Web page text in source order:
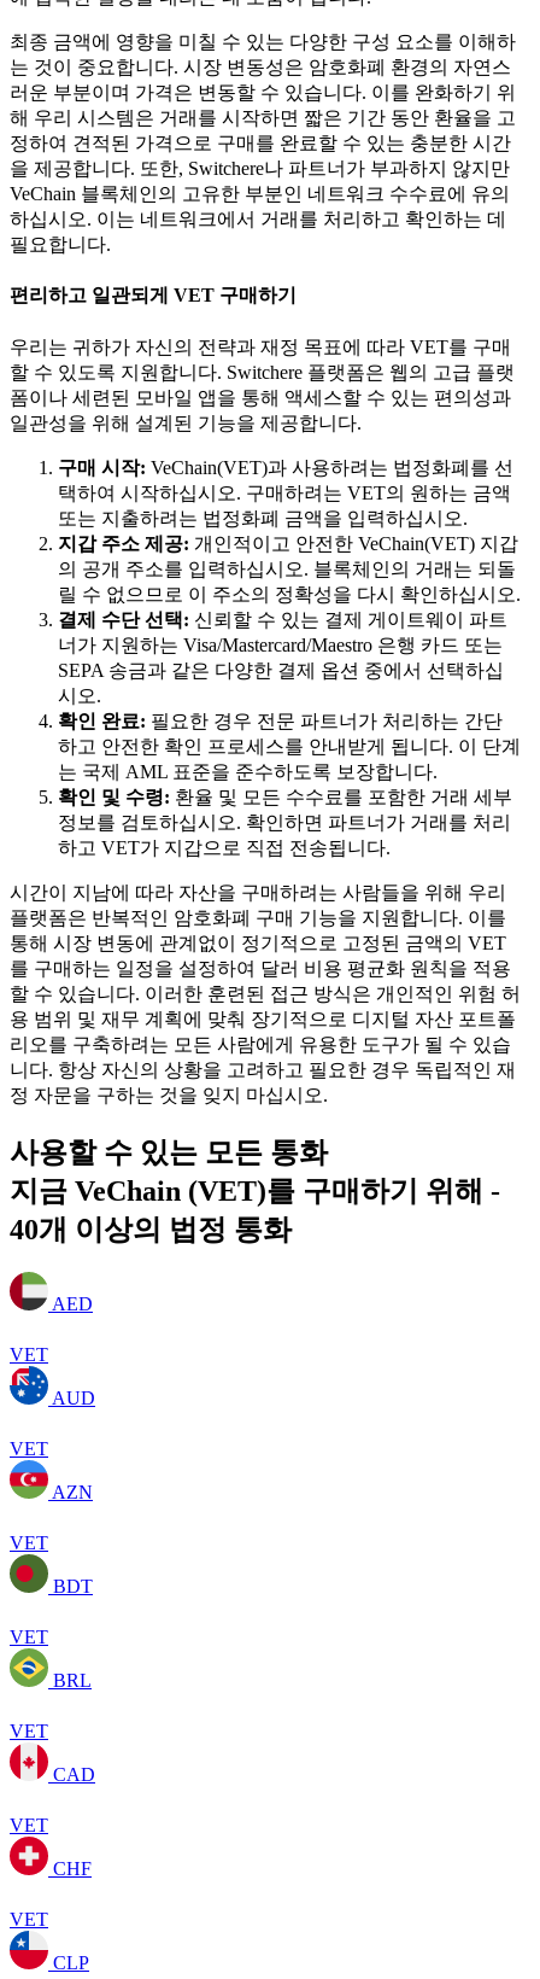
최종 금액에 영향을 미칠 수 있는 다양한 구성 요소를 이해하
는 것이 중요합니다. 시장 변동성은 암호화폐 환경의 자연스
러운 부분이며 가격은 변동할 수 있습니다. 이를 완화하기 위
해 우리 시스템은 거래를 시작하면 짧은 기간 동안 환율을 고
정하여 견적된 가격으로 구매를 완료할 수 있는 충분한 시간
을 제공합니다. 또한, Switchere나 파트너가 부과하지 않지만
VeChain 블록체인의 고유한 부분인 네트워크 수수료에 유의
하십시오. 이는 네트워크에서 거래를 처리하고 확인하는 데
필요합니다.
편리하고 일관되게 VET 구매하기
우리는 귀하가 자신의 전략과 재정 목표에 따라 VET를 구매
할 수 있도록 지원합니다. Switchere 플랫폼은 웹의 고급 플랫
폼이나 세련된 모바일 앱을 통해 액세스할 수 있는 편의성과
일관성을 위해 설계된 기능을 제공합니다.
구매 시작: VeChain(VET)과 사용하려는 법정화폐를 선
택하여 시작하십시오. 구매하려는 VET의 원하는 금액
또는 지출하려는 법정화폐 금액을 입력하십시오.
지갑 주소 제공: 개인적이고 안전한 VeChain(VET) 지갑
의 공개 주소를 입력하십시오. 블록체인의 거래는 되돌
릴 수 없으므로 이 주소의 정확성을 다시 확인하십시오.
결제 수단 선택: 신뢰할 수 있는 결제 게이트웨이 파트
너가 지원하는 Visa/Mastercard/Maestro 은행 카드 또는
SEPA 송금과 같은 다양한 결제 옵션 중에서 선택하십
시오.
확인 완료: 필요한 경우 전문 파트너가 처리하는 간단
하고 안전한 확인 프로세스를 안내받게 됩니다. 이 단계
는 국제 AML 표준을 준수하도록 보장합니다.
확인 및 수령: 환율 및 모든 수수료를 포함한 거래 세부
정보를 검토하십시오. 확인하면 파트너가 거래를 처리
하고 VET가 지갑으로 직접 전송됩니다.
시간이 지남에 따라 자산을 구매하려는 사람들을 위해 우리
플랫폼은 반복적인 암호화폐 구매 기능을 지원합니다. 이를
통해 시장 변동에 관계없이 정기적으로 고정된 금액의 VET
를 구매하는 일정을 설정하여 달러 비용 평균화 원칙을 적용
할 수 있습니다. 이러한 훈련된 접근 방식은 개인적인 위험 허
용 범위 및 재무 계획에 맞춰 장기적으로 디지털 자산 포트폴
리오를 구축하려는 모든 사람에게 유용한 도구가 될 수 있습
니다. 항상 자신의 상황을 고려하고 필요한 경우 독립적인 재
정 자문을 구하는 것을 잊지 마십시오.
사용할 수 있는 모든 통화
지금 VeChain (VET)를 구매하기 위해 -
40개 이상의 법정 통화
AED
VET
AUD
VET
AZN
VET
BDT
VET
BRL
VET
CAD
VET
CHF
VET
CLP